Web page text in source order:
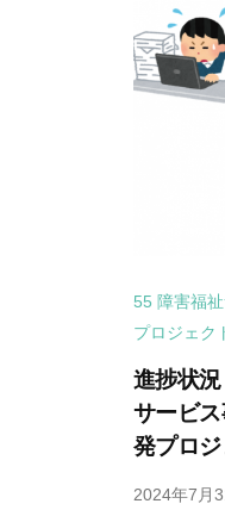
55 障害福
プロジェク
進捗状
サービ
発プロジ
2024年7月